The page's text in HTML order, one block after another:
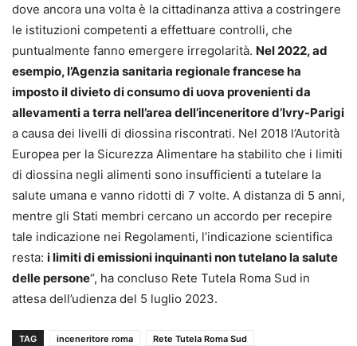
dove ancora una volta è la cittadinanza attiva a costringere
le istituzioni competenti a effettuare controlli, che
puntualmente fanno emergere irregolarità. Nel 2022, ad
esempio, l’Agenzia sanitaria regionale francese ha
imposto il divieto di consumo di uova provenienti da
allevamenti a terra nell’area dell’inceneritore d’Ivry-Parigi
a causa dei livelli di diossina riscontrati. Nel 2018 l’Autorità
Europea per la Sicurezza Alimentare ha stabilito che i limiti
di diossina negli alimenti sono insufficienti a tutelare la
salute umana e vanno ridotti di 7 volte. A distanza di 5 anni,
mentre gli Stati membri cercano un accordo per recepire
tale indicazione nei Regolamenti, l’indicazione scientifica
resta: i limiti di emissioni inquinanti non tutelano la salute
delle persone“, ha concluso Rete Tutela Roma Sud in
attesa dell’udienza del 5 luglio 2023.
TAG inceneritore roma
Rete Tutela Roma Sud